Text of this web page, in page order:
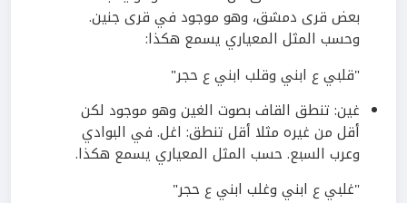
بعض قرى دمشق، وهو موجود في قرى جنين.
وحسب المثل المعياري يسمع هكذا:
"قلبي ع ابني وقلب ابني ع حجر"
غين: تنطق القاف بصوت الغين وهو موجود لكن
أقل من غيره مثلا أقل تنطق: اغل. في البوادي
وعرب السبع. حسب المثل المعياري يسمع هكذا.
"غلبي ع ابني وغلب ابني ع حجر"